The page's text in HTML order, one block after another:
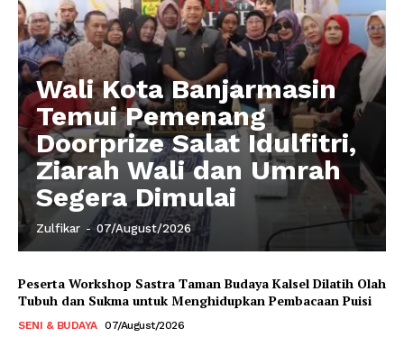
Wali Kota Banjarmasin
Temui Pemenang
Doorprize Salat Idulfitri,
Ziarah Wali dan Umrah
Segera Dimulai
Zulfikar - 07/August/2026
Peserta Workshop Sastra Taman Budaya Kalsel Dilatih Olah
Tubuh dan Sukma untuk Menghidupkan Pembacaan Puisi
SENI & BUDAYA 07/August/2026